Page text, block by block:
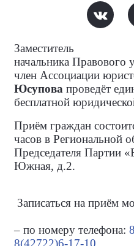
Заместитель
начальника Правового
член Ассоциации
Юсупова проведёт
бесплатной
Приём граждан
часов в Региональной
Председателя Партии
Южная, д.2.
Записаться на приём
– по номеру телефона:
8(42722)6-17-10